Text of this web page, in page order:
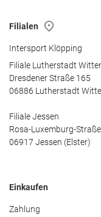
Filialen
Intersport Klöpping
Filiale Lutherstadt
Dresdener Straße 165
06886 Lutherstadt
Filiale Jessen
Rosa-Luxemburg-
06917 Jessen (Elster)
Einkaufen
Zahlung